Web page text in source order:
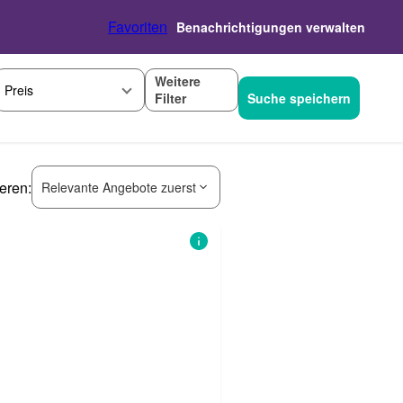
Favoriten Benachrichtigungen verwalten
Preis
Weitere
Filter
Suche speichern
Relevante Angebote zuerst